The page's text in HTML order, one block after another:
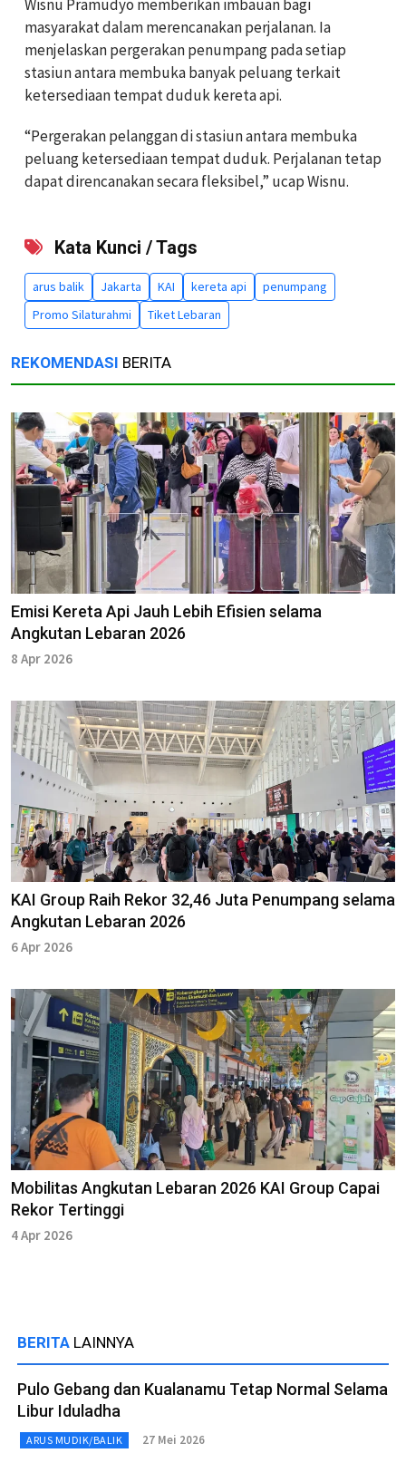
Wisnu Pramudyo memberikan imbauan bagi
masyarakat dalam merencanakan perjalanan. Ia
menjelaskan pergerakan penumpang pada setiap
stasiun antara membuka banyak peluang terkait
ketersediaan tempat duduk kereta api.
“Pergerakan pelanggan di stasiun antara membuka
peluang ketersediaan tempat duduk. Perjalanan tetap
dapat direncanakan secara fleksibel,” ucap Wisnu.
Kata Kunci / Tags
arus balik Jakarta KAI kereta api
penumpang
Promo Silaturahmi
Tiket Lebaran
REKOMENDASI BERITA
Emisi Kereta Api Jauh Lebih Efisien selama
Angkutan Lebaran 2026
8 Apr 2026
KAI Group Raih Rekor 32,46 Juta Penumpang selama
Angkutan Lebaran 2026
6 Apr 2026
Mobilitas Angkutan Lebaran 2026 KAI Group Capai
Rekor Tertinggi
4 Apr 2026
BERITA LAINNYA
Pulo Gebang dan Kualanamu Tetap Normal Selama
Libur Iduladha
ARUS MUDIK/BALIK 27 Mei 2026